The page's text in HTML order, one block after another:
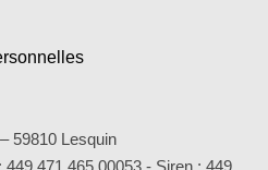
59810 Lesquin